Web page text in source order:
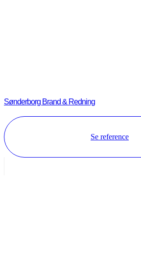
Sønderborg Brand & Redning
Se reference